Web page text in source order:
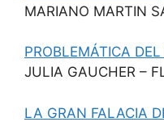
MARIANO MARTIN
PROBLEMÁTICA
JULIA GAUCHER –
LA GRAN FALACIA